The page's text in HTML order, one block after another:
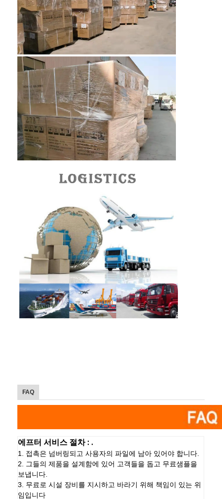
FAQ
에프터 서비스 절차 : .
1. 접촉은 넘버링되고 사용자의 파일에 남아 있어야 합니다.
2. 그들의 제품을 설계함에 있어 고객들을 돕고 무료샘플을
보냅니다.
3. 무료로 시설 장비를 지시하고 바라기 위해 책임이 있는 위
임입니다